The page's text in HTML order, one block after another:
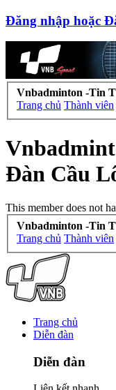
Đăng nhập hoặc
Vnbadminton -Tin
Trang chủ Thành viên
Đàn Cầu
This member does not
Vnbadminton -Tin
Trang chủ Thành viên
Trang chủ
Diễn đàn
Diễn đàn